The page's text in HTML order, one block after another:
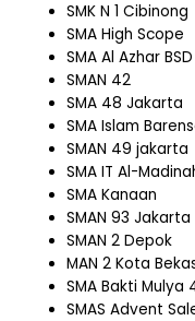
SMK N 1 Cibinong
SMA High Scope
SMA Al Azhar BSD
SMAN 42
SMA 48 Jakarta
SMA Islam
SMAN 49 jakarta
SMA IT Al-
SMA Kanaan
SMAN 93 Jakarta
SMAN 2 Depok
MAN 2 Kota
SMA Bakti Mulya
SMAS Advent